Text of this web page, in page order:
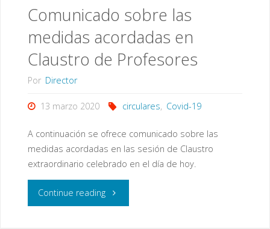
Consejería
de
Educación
Comunicado sobre las
medidas acordadas en
Claustro de Profesores
Por Director
13 marzo 2020 circulares, Covid-19
A continuación se ofrece comunicado sobre las
medidas acordadas en las sesión de Claustro
extraordinario celebrado en el día de hoy.
Continue reading"Comunicado